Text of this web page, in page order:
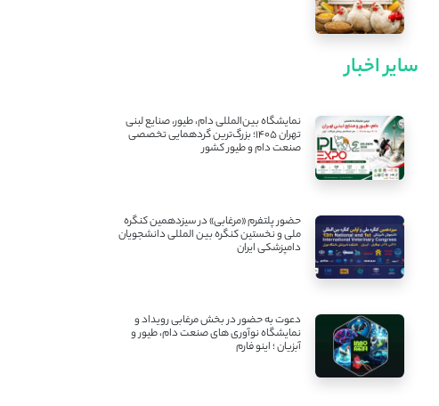
سایر اخبار
نمایشگاه بین‌المللی دام، طیور، صنایع لبنی
تهران ۱۴۰۵؛ بزرگ‌ترین گردهمایی تخصصی
صنعت دام و طیور کشور
حضور پلتفرم «مرغابی» در سیزدهمین کنگره
ملی و نخستین کنگره بین ‌المللی دانشجویان
دامپزشکی ایران
دعوت به حضور در بخش مرغابی رویداد و
نمایشگاه نوآوری های صنعت دام، طیور و
آبزیان ؛ اینو فارم